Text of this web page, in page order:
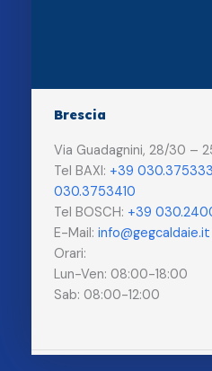
Brescia
Via Guadagnini, 28/30 –
Tel BAXI: +39
030.3753410
Tel BOSCH: +39
E-Mail: info@gegcaldaie.it
Orari:
Lun-Ven: 08:00-18:00
Sab: 08:00-12:00